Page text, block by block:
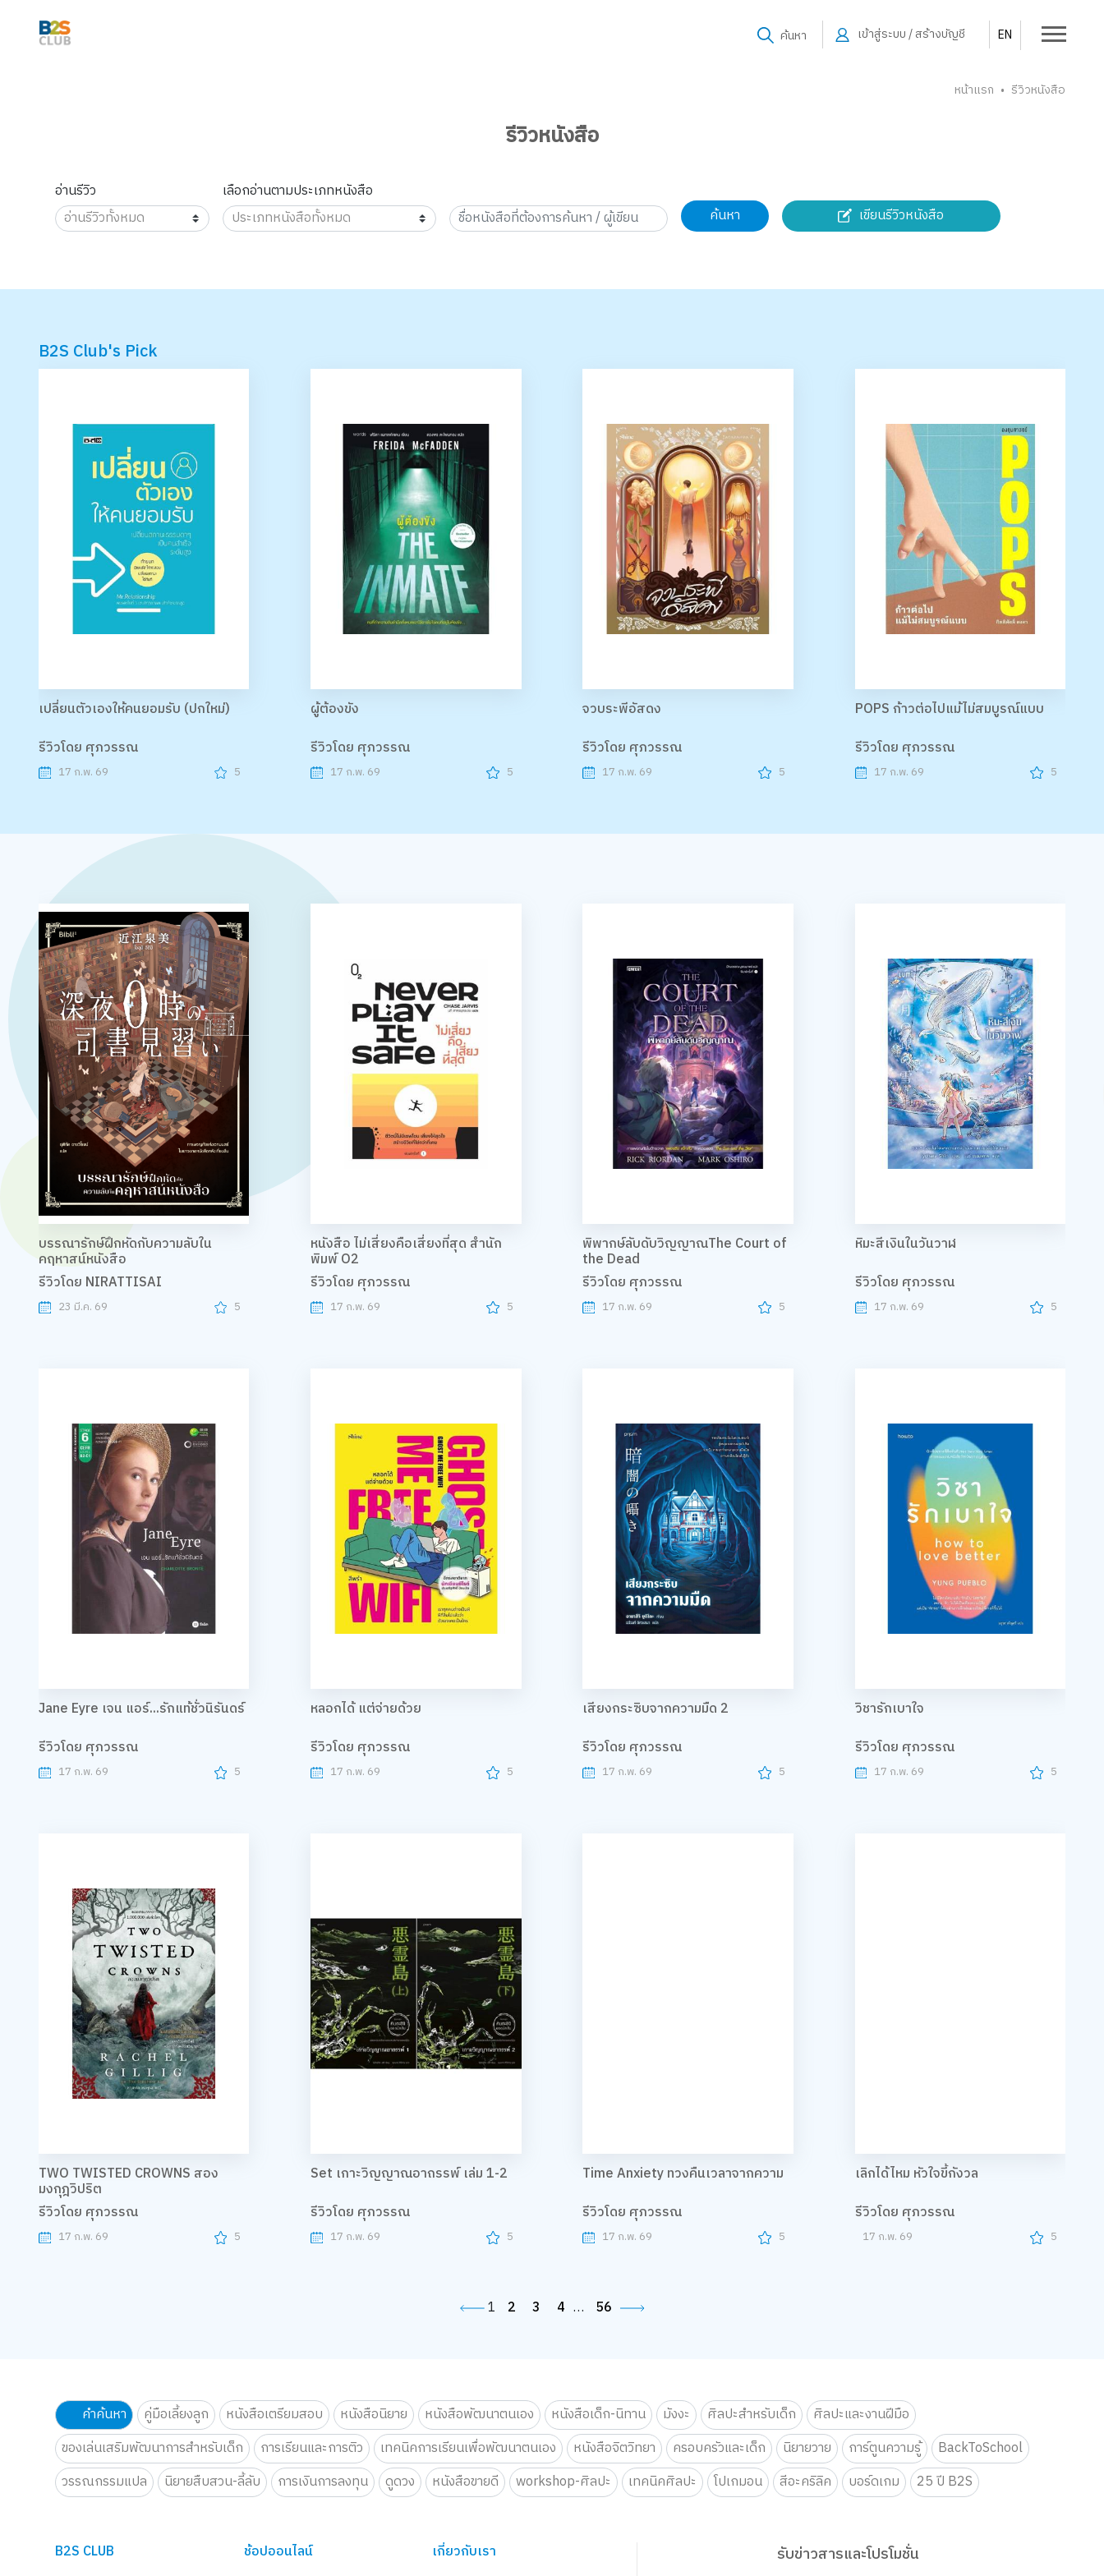
ค้นหา เข้าสู่ระบบ / สร้างบัญชี EN
หน้าแรก • รีวิวหนังสือ
รีวิวหนังสือ
อ่านรีวิว
เลือกอ่านตามประเภทหนังสือ
ค้นหา
เขียนรีวิวหนังสือ
B2S Club's Pick
เปลี่ยนตัวเองให้คนยอมรับ (ปกใหม่)
รีวิวโดย ศุภวรรณ
17 ก.พ. 69 5
ผู้ต้องขัง
รีวิวโดย ศุภวรรณ
17 ก.พ. 69 5
จวบระพีอัสดง
รีวิวโดย ศุภวรรณ
17 ก.พ. 69 5
POPS ก้าวต่อไปแม้ไม่สมบูรณ์แบบ
รีวิวโดย ศุภวรรณ
17 ก.พ. 69 5
บรรณารักษ์ฝึกหัดกับความลับใน
คฤหาสน์หนังสือ
รีวิวโดย NIRATTISAI
23 มี.ค. 69 5
หนังสือ ไม่เสี่ยงคือเสี่ยงที่สุด สำนัก
พิมพ์ O2
รีวิวโดย ศุภวรรณ
17 ก.พ. 69 5
พิพากษ์ลับดับวิญญาณThe Court of
the Dead
รีวิวโดย ศุภวรรณ
17 ก.พ. 69 5
หิมะสีเงินในวันวาฬ
รีวิวโดย ศุภวรรณ
17 ก.พ. 69 5
Jane Eyre เจน แอร์...รักแท้ชั่วนิรันดร์
รีวิวโดย ศุภวรรณ
17 ก.พ. 69 5
หลอกได้ แต่จ่ายด้วย
รีวิวโดย ศุภวรรณ
17 ก.พ. 69 5
เสียงกระซิบจากความมืด 2
รีวิวโดย ศุภวรรณ
17 ก.พ. 69 5
วิชารักเบาใจ
รีวิวโดย ศุภวรรณ
17 ก.พ. 69 5
TWO TWISTED CROWNS สอง
มงกุฎวิปริต
รีวิวโดย ศุภวรรณ
17 ก.พ. 69 5
Set เกาะวิญญาณอาถรรพ์ เล่ม 1-2
รีวิวโดย ศุภวรรณ
17 ก.พ. 69 5
Time Anxiety ทวงคืนเวลาจากความ
รีวิวโดย ศุภวรรณ
17 ก.พ. 69 5
เลิกได้ไหม หัวใจขี้กังวล
รีวิวโดย ศุภวรรณ
17 ก.พ. 69 5
1 2 3 4 … 56
คำค้นหา คู่มือเลี้ยงลูก หนังสือเตรียมสอบ หนังสือนิยาย หนังสือพัฒนาตนเอง หนังสือเด็ก-นิทาน มังงะ ศิลปะสำหรับเด็ก
ศิลปะและงานฝีมือ
ของเล่นเสริมพัฒนาการสำหรับเด็ก
การเรียนและการติว เทคนิคการเรียนเพื่อพัฒนาตนเอง หนังสือจิตวิทยา ครอบครัวและเด็ก นิยายวาย การ์ตูนความรู้
BackToSchool
วรรณกรรมแปล
นิยายสืบสวน-ลี้ลับ การเงินการลงทุน ดูดวง หนังสือขายดี workshop-ศิลปะ เทคนิคศิลปะ โปเกมอน สีอะคริลิค บอร์ดเกม 25 ปี B2S
B2S CLUB ช้อปออนไลน์ เกี่ยวกับเรา รับข่าวสารและโปรโมชั่น